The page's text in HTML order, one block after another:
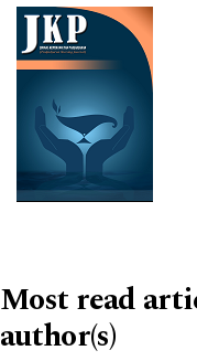
Cover image
Most read
author(s)